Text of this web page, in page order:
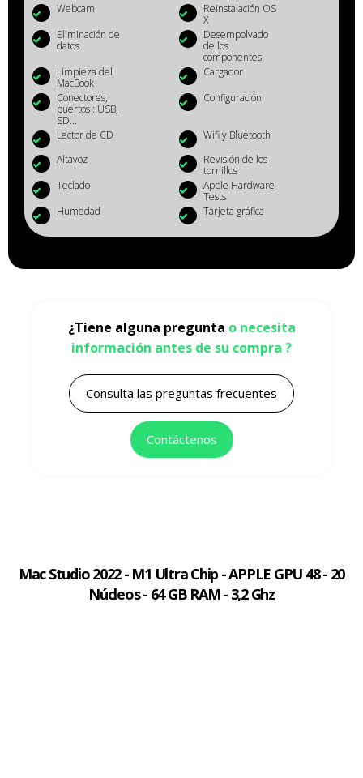
Webcam
Reinstalación OS
X
Eliminación de
datos
Desempolvado
de los
componentes
Limpieza del
MacBook
Cargador
Conectores,
puertos : USB,
SD...
Configuración
Lector de CD
Wifi y Bluetooth
Altavoz
Revisión de los
tornillos
Teclado
Apple Hardware
Tests
Humedad
Tarjeta gráfica
¿Tiene alguna pregunta o necesita
información antes de su compra ?
Consulta las preguntas frecuentes
Contáctenos
Mac Studio 2022 - M1 Ultra Chip - APPLE GPU 48 - 20
Núcleos - 64 GB RAM - 3,2 Ghz